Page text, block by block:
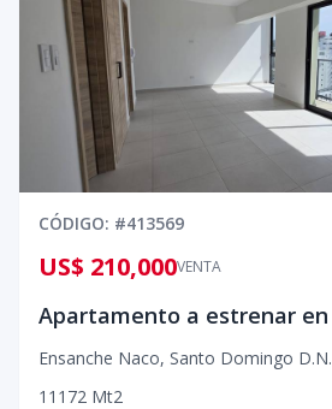
CÓDIGO: #413569
VENTA
US$ 210,000
Ensanche Naco, Santo Domingo D.N.
1 1 1 72 Mt2